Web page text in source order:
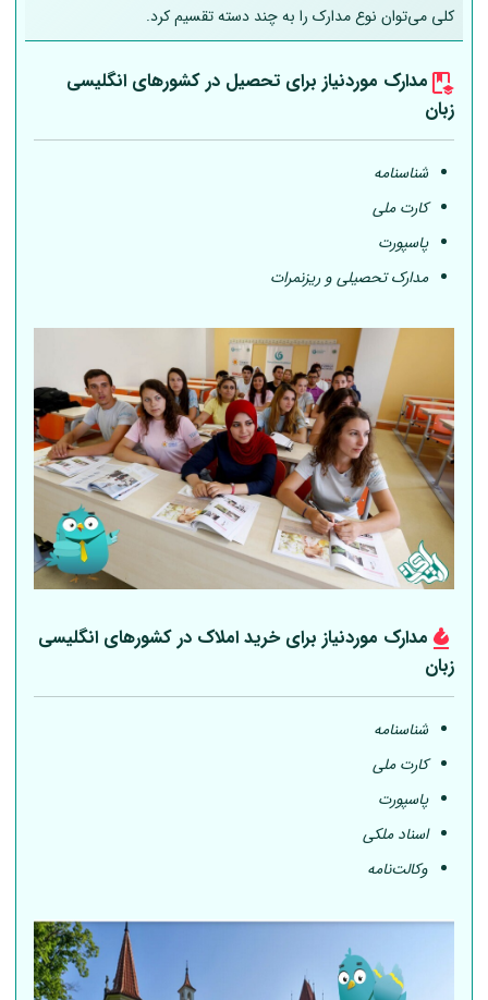
کلی می‌توان نوع مدارک را به چند دسته تقسیم کرد.
مدارک موردنیاز برای تحصیل در کشورهای انگلیسی
زبان
شناسنامه
کارت ملی
پاسپورت
مدارک تحصیلی و ریزنمرات
مدارک موردنیاز برای خرید املاک در کشورهای انگلیسی
زبان
شناسنامه
کارت ملی
پاسپورت
اسناد ملکی
وکالت‌نامه